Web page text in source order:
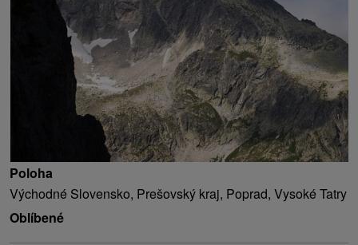
Poloha
Východné Slovensko, Prešovský kraj, Poprad, Vysoké Tatry
Oblíbené